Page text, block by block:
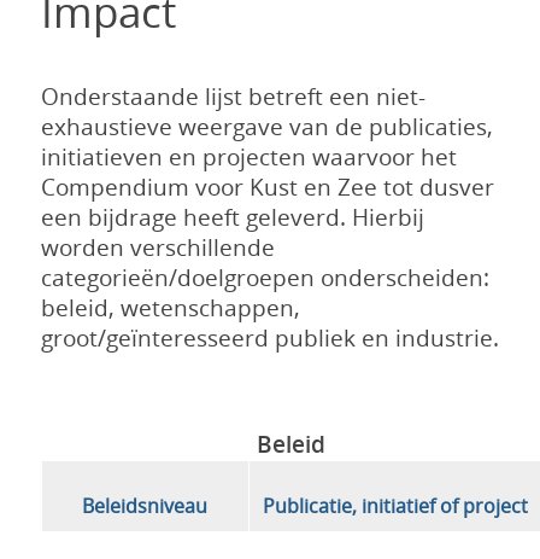
Impact
Onderstaande lijst betreft een niet-
exhaustieve weergave van de publicaties,
initiatieven en projecten waarvoor het
Compendium voor Kust en Zee tot dusver
een bijdrage heeft geleverd. Hierbij
worden verschillende
categorieën/doelgroepen onderscheiden:
beleid, wetenschappen,
groot/geïnteresseerd publiek en industrie.
Beleid
Beleidsniveau Publicatie, initiatief of project